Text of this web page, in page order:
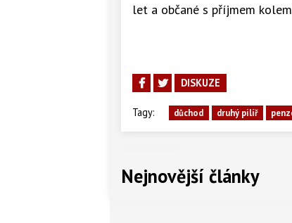
let a občané s příjmem
DISKUZE
Tagy: důchod druhý pilíř
Nejnovější články